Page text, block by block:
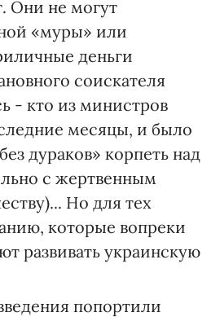
Они не могут
«муры» или
деньги
соискателя
- кто из министров
месяцы, и было
дураков» корпеть над
с жертвенным
Но для тех
которые вопреки
развивать украинскую
попортили